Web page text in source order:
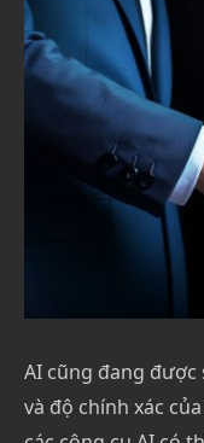
AI cũng đang
và độ chính xác